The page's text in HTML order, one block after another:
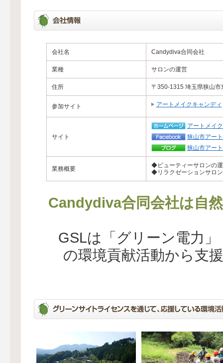
会社名 Candydiva合同会社
業種 サロンの運営
住所 〒350-1315 埼玉県狭山
参加サイト アートメイクキャンディ
サイト
アートメイ
狭山市アー
狭山市アー
業務概要
◆ビューティーサロンの
◆リラクゼーションサロ
Candydiva合同会社は自
GSLは「グリーン電力
の環境貢献活動から支